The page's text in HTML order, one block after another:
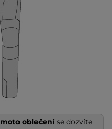
moto oblečeníse dozvíte